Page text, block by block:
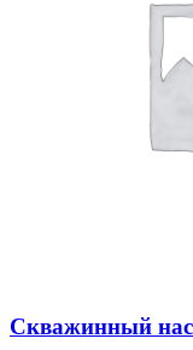
Скважинный